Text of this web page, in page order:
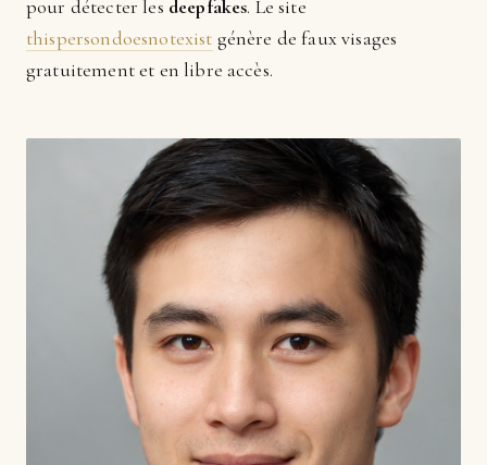
pour détecter les deepfakes. Le site
thispersondoesnotexist génère de faux visages
gratuitement et en libre accès.